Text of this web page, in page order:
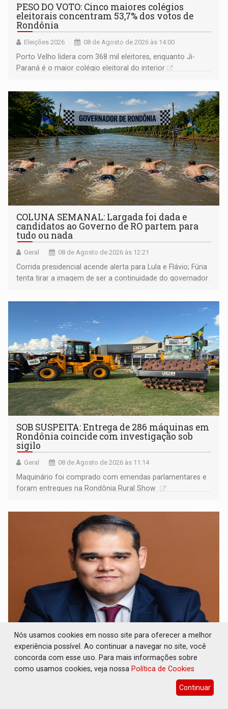
PESO DO VOTO: Cinco maiores colégios
eleitorais concentram 53,7% dos votos de
Rondônia
Eleições 2026 08 de Agosto de 2026 às 14:00
Porto Velho lidera com 368 mil eleitores, enquanto Ji-
Paraná é o maior colégio eleitoral do interior
COLUNA SEMANAL: Largada foi dada e
candidatos ao Governo de RO partem para
tudo ou nada
Geral 08 de Agosto de 2026 às 12:21
Corrida presidencial acende alerta para Lula e Flávio; Fúria
tenta tirar a imagem de ser a continuidade do governador
não ter entrado no modo eleição; ABAV faz evento em
SOB SUSPEITA: Entrega de 286 máquinas em
Rondônia coincide com investigação sob
sigilo
Geral 08 de Agosto de 2026 às 11:14
Maquinário foi comprado com emendas parlamentares e
foram entregues na Rondônia Rural Show
ARTIGO: Reter até 50% no distrato
imobiliário é legal, mas não pode ser
automático
Geral 08 de Agosto de 2026 às 10:39
A compra de um imóvel na planta costuma envolver anos
Nós usamos cookies em nosso site para oferecer a melhor
experiência possível. Ao continuar a navegar no site, você
concorda com esse uso. Para mais informações sobre
como usamos cookies, veja nossa Política de Cookies
Continuar